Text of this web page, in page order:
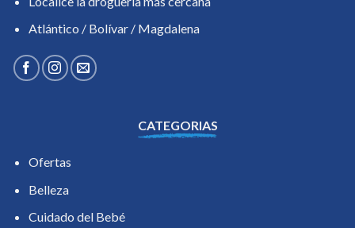
Atlántico / Bolívar / Magdalena
CATEGORIAS
Ofertas
Belleza
Cuidado del Bebé